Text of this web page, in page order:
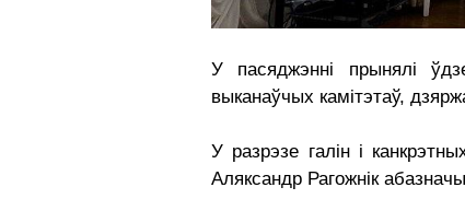
У пасяджэнні прынялі
выканаўчых камітэтаў,
У разрэзе галін і
Аляксандр Рагожнік